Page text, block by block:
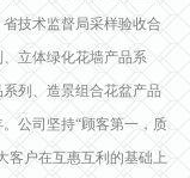
技术监督局采样验收合
立体绿化花墙产品系
列、造景组合花盆产品
公司坚持“顾客第一，质
客户在互惠互利的基础上